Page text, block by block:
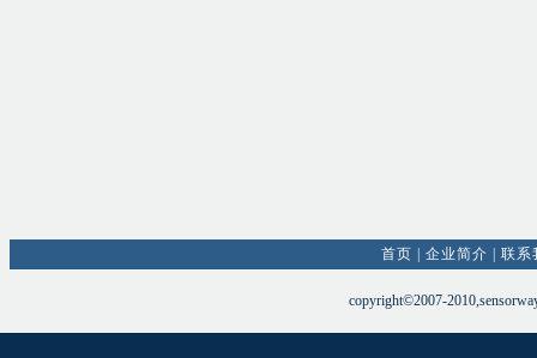
首页 企业简介 联系
copyright©2007-